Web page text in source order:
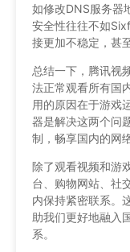
如修改DNS服务器
安全性往往不如
接更加不稳定，甚
总结一下，腾讯视
法正常观看所有国
用的原因在于游戏
器是解决这两个问
制，畅享国内的网
除了观看视频和游
台、购物网站、社
内保持紧密联系。
助我们更好地融入
系。